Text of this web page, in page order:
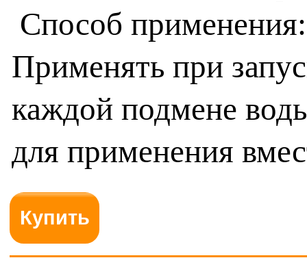
Способ
Применять при
каждой подмене
для применения